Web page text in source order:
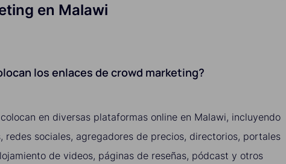
en Malawi
los enlaces de crowd marketing?
en diversas plataformas online en Malawi, incluyendo
redes sociales, agregadores de precios, directorios, portales
de videos, páginas de reseñas, pódcast y otros